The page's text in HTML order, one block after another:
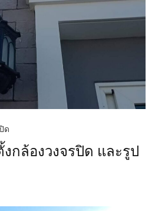
ด
กล้องวงจรปิด และรูป